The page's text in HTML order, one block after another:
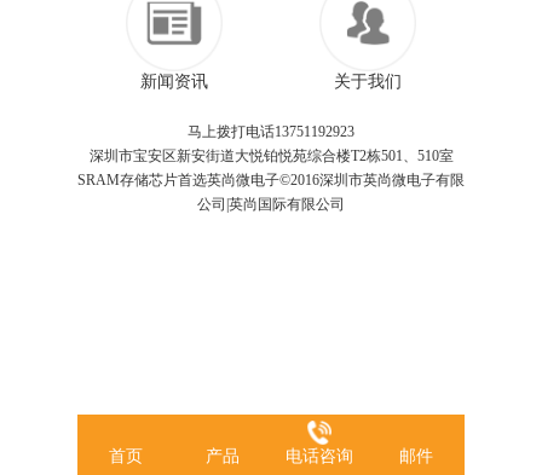
新闻资讯 关于我们
马上拨打电话13751192923
深圳市宝安区新安街道大悦铂悦苑综合楼T2栋501、510室
SRAM存储芯片首选英尚微电子©2016深圳市英尚微电子有限
公司|英尚国际有限公司
首页 产品 电话咨询 邮件